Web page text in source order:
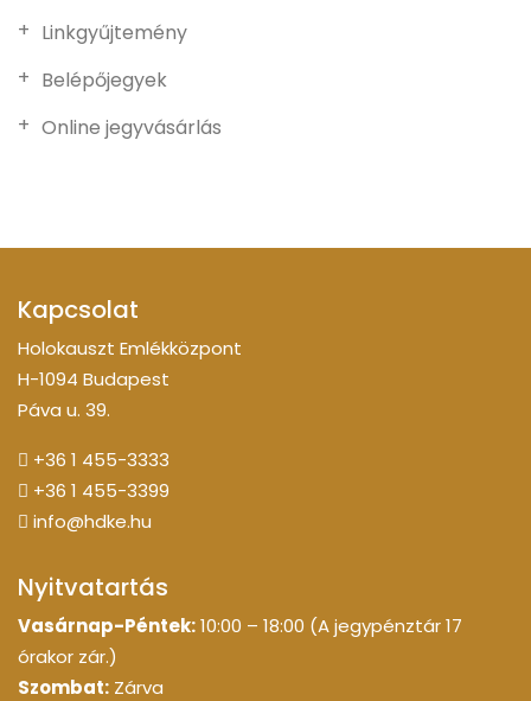
Linkgyűjtemény
Belépőjegyek
Online jegyvásárlás
Kapcsolat
Holokauszt Emlékközpont
H-1094 Budapest
Páva u. 39.
+36 1 455-3333
+36 1 455-3399
info@hdke.hu
Nyitvatartás
Vasárnap-Péntek:10:00 – 18:00 (A jegypénztár 17
órakor zár.)
Szombat: Zárva